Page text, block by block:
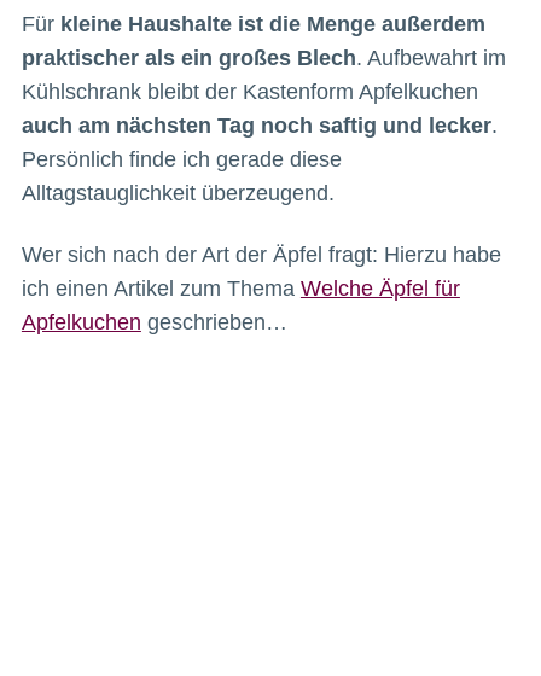
Für kleine Haushalte ist die Menge außerdem
praktischer als ein großes Blech. Aufbewahrt im
Kühlschrank bleibt der Kastenform Apfelkuchen
auch am nächsten Tag noch saftig und lecker.
Persönlich finde ich gerade diese
Alltagstauglichkeit überzeugend.
Wer sich nach der Art der Äpfel fragt: Hierzu habe
ich einen Artikel zum Thema Welche Äpfel für
Apfelkuchen geschrieben…